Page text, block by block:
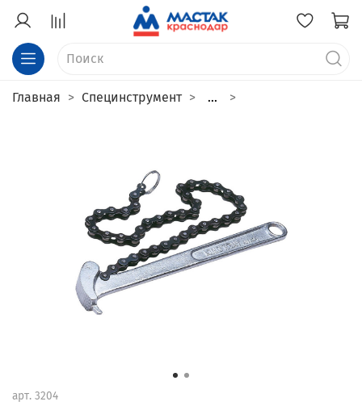
Главная Специнструмент ...
арт. 3204